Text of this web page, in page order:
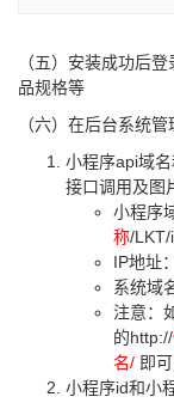
（五）安装成功后
品规格等
（六）在后台系统
小程序api域
接口调用及图
小程序
称/
IP地址
系统域
注意：
的http://
名/ 即
小程序id和小